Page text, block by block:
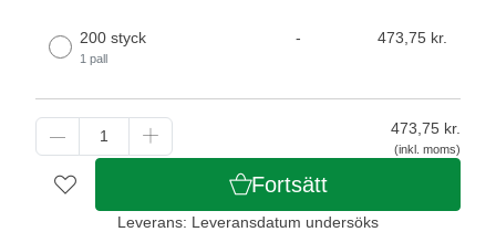
200 styck
1 pall
- 473,75 kr.
473,75 kr.
(inkl. moms)
Fortsätt
Leverans: Leveransdatum undersöks